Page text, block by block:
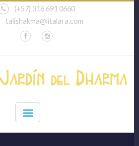
(+57) 316 691 0660
talishakma@litalara.com